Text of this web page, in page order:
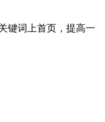
键词上首页，提高一